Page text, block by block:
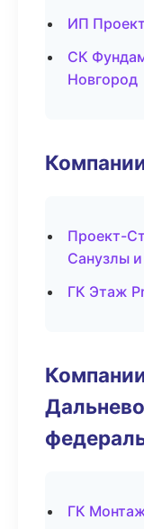
ИП
СК
Новгород
Проект-
Санузлы
ГК Этаж
ГК